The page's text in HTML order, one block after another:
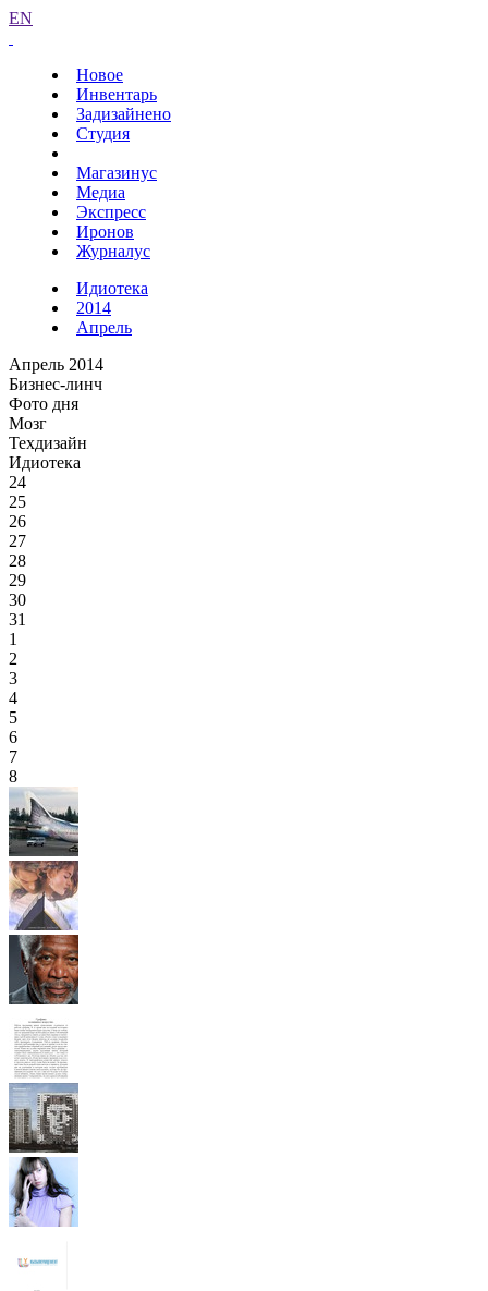
EN
Новое
Инвентарь
Задизайнено
Студия
Магазинус
Медиа
Экспресс
Иронов
Журналус
Идиотека
2014
Апрель
Апрель 2014
Бизнес-линч
Фото дня
Мозг
Техдизайн
Идиотека
24
25
26
27
28
29
30
31
1
2
3
4
5
6
7
8